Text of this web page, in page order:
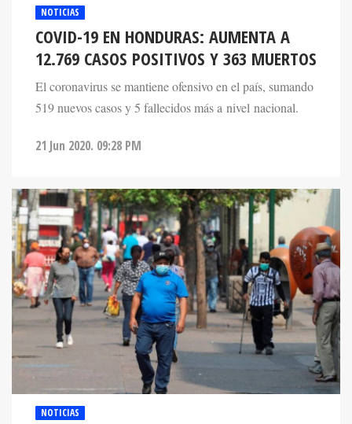
NOTICIAS
COVID-19 EN HONDURAS: AUMENTA A
12.769 CASOS POSITIVOS Y 363 MUERTOS
El coronavirus se mantiene ofensivo en el país, sumando
519 nuevos casos y 5 fallecidos más a nivel nacional.
21 Jun 2020. 09:28 PM
NOTICIAS